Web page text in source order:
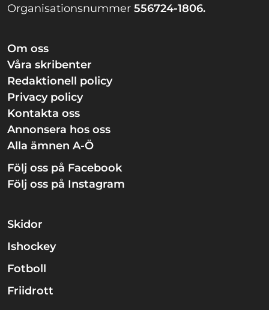
Organisationsnummer 556724-1806.
Om oss
Våra skribenter
Redaktionell policy
Privacy policy
Kontakta oss
Annonsera hos oss
Alla ämnen A-Ö
Följ oss på Facebook
Följ oss på Instagram
Skidor
Ishockey
Fotboll
Friidrott